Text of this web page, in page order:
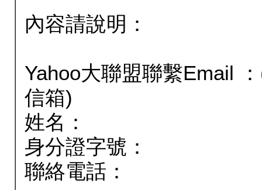
內容請說明：
Yahoo大聯盟聯繫Email
信箱)
姓名：
身分證字號：
聯絡電話：